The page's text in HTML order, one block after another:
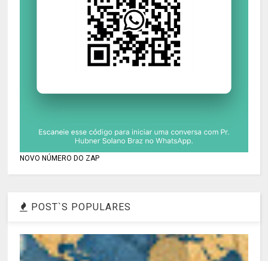
NOVO NÚMERO DO ZAP
POST`S POPULARES